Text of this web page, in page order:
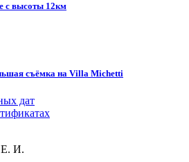
с высоты 12км
съёмка на Villa Michetti
дат
Е. И.